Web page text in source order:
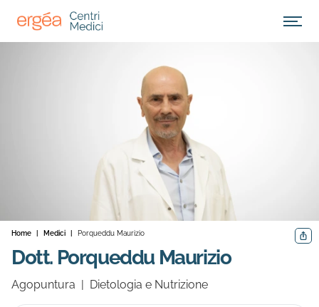
Apri
Home Medici Porqueddu Maurizio
Dott. Porqueddu Maurizio
Agopuntura | Dietologia e Nutrizione